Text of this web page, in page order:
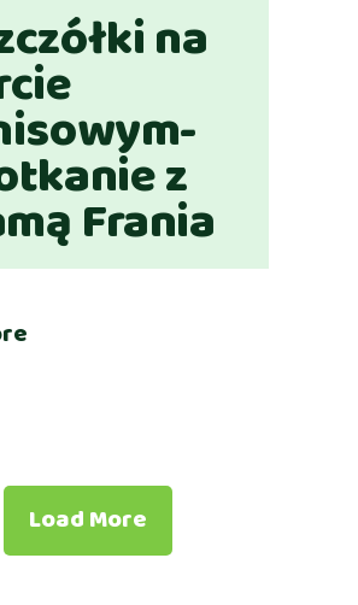
na
z
Frania
Load More